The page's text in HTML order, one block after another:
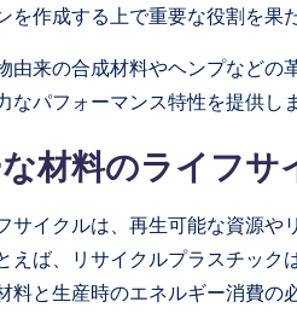
作成する上で重要な役割を果
由来の合成材料やヘンプなど
パフォーマンス特性を提供しま
材料のライフサ
サイクルは、再生可能な資源や
えば、リサイクルプラスチック
と生産時のエネルギー消費の